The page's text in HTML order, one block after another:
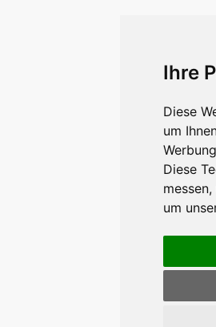
Ihre
Diese
um
Diese
um